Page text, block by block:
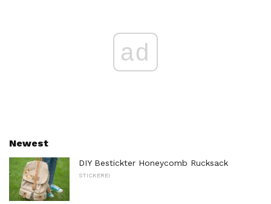
ad
Newest
DIY Bestickter Honeycomb Rucksack
STICKEREI